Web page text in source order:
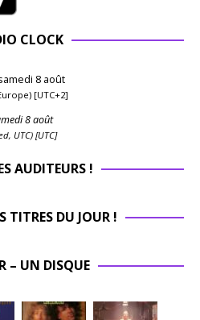
CLOCK
8 août
[UTC+2]
8 août
UTC) [UTC]
AUDITEURS !
TITRES DU JOUR !
– UN DISQUE